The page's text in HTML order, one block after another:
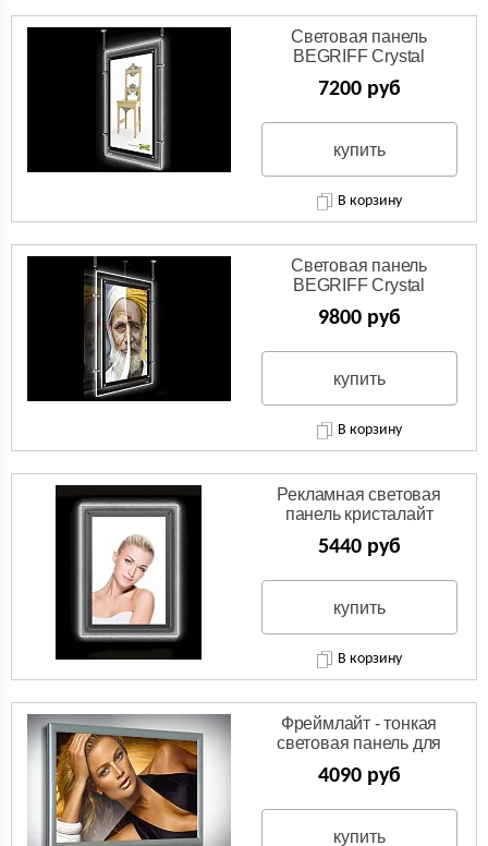
Световая панель
BEGRIFF Crystal
односторонняя подвесная
7200 руб
купить
В корзину
Световая панель
BEGRIFF Crystal
двусторонняя подвесная
9800 руб
купить
В корзину
Рекламная световая
панель кристалайт
5440 руб
купить
В корзину
Фреймлайт - тонкая
световая панель для
рекламы
4090 руб
купить